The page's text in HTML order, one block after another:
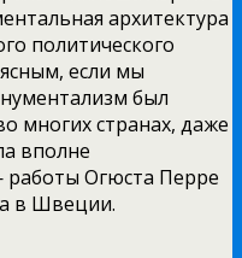
архитектура
политического
если мы
был
многих странах, даже
вполне
Огюста Перре
в Швеции.